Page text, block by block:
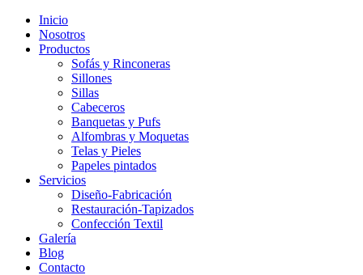
Inicio
Nosotros
Productos
Sofás y Rinconeras
Sillones
Sillas
Cabeceros
Banquetas y Pufs
Alfombras y Moquetas
Telas y Pieles
Papeles pintados
Servicios
Diseño-Fabricación
Restauración-Tapizados
Confección Textil
Galería
Blog
Contacto